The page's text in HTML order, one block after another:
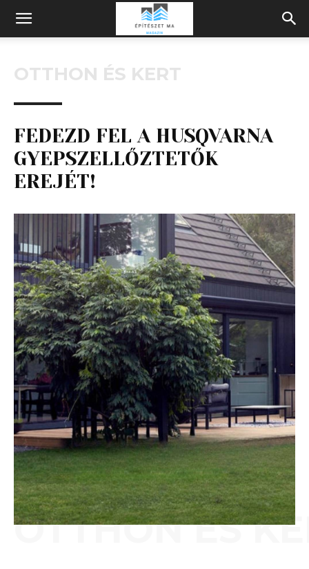
Építeszeti
Magazin
OTTHON ÉS KERT
FEDEZD FEL A HUSQVARNA
GYEPSZELLŐZTETŐK
EREJÉT!
OTTHON ÉS